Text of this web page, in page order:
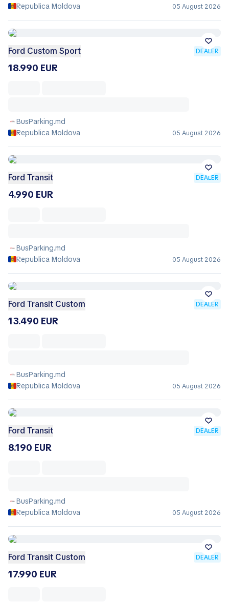
Republica Moldova
05 August 2026
Ford Custom Sport DEALER
18.990 EUR
BusParking.md
Republica Moldova
05 August 2026
Ford Transit DEALER
4.990 EUR
BusParking.md
Republica Moldova
05 August 2026
Ford Transit Custom DEALER
13.490 EUR
BusParking.md
Republica Moldova
05 August 2026
Ford Transit DEALER
8.190 EUR
BusParking.md
Republica Moldova
05 August 2026
Ford Transit Custom DEALER
17.990 EUR